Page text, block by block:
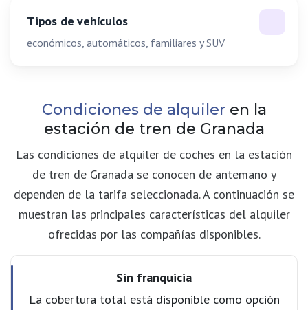
Tipos de vehículos
económicos, automáticos, familiares y SUV
Condiciones de alquileren la
estación de tren de Granada
Las condiciones de alquiler de coches en la estación
de tren de Granada se conocen de antemano y
dependen de la tarifa seleccionada. A continuación se
muestran las principales características del alquiler
ofrecidas por las compañías disponibles.
Sin franquicia
La cobertura total está disponible como opción